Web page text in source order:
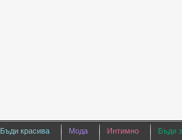
Бъди красива Мода Интимно Бъди